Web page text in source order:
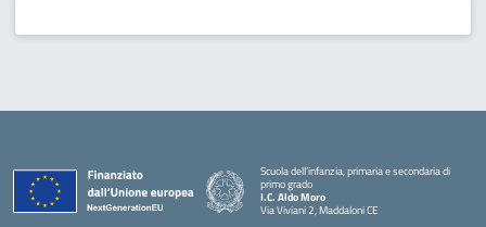
Scuola dell’infanzia, primaria e secondaria di
primo grado
I.C. Aldo Moro
Via Viviani 2, Maddaloni CE